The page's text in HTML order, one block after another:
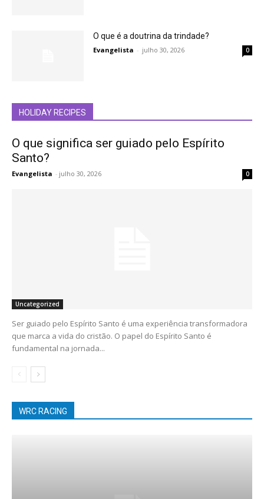
O que é a doutrina da trindade?
Evangelista - julho 30, 2026 0
HOLIDAY RECIPES
O que significa ser guiado pelo Espírito
Santo?
Evangelista - julho 30, 2026 0
Uncategorized
Ser guiado pelo Espírito Santo é uma experiência transformadora
que marca a vida do cristão. O papel do Espírito Santo é
fundamental na jornada...
WRC RACING